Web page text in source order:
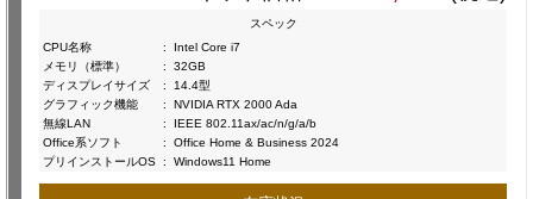
スペック
CPU名称
:
Intel Core i7
メモリ（標準）
:
32GB
ディスプレイサイズ
:
14.4型
グラフィック機能
:
NVIDIA RTX 2000 Ada
無線LAN
:
IEEE 802.11ax/ac/n/g/a/b
Office系ソフト
:
Office Home & Business 2024
プリインストールOS : Windows11 Home